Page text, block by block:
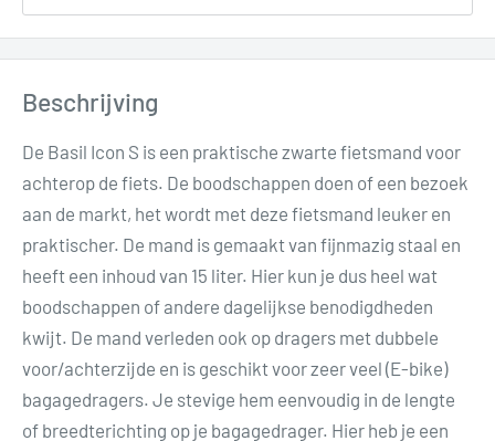
Beschrijving
De Basil Icon S is een praktische zwarte fietsmand voor
achterop de fiets. De boodschappen doen of een bezoek
aan de markt, het wordt met deze fietsmand leuker en
praktischer. De mand is gemaakt van fijnmazig staal en
heeft een inhoud van 15 liter. Hier kun je dus heel wat
boodschappen of andere dagelijkse benodigdheden
kwijt. De mand verleden ook op dragers met dubbele
voor/achterzijde en is geschikt voor zeer veel (E-bike)
bagagedragers. Je stevige hem eenvoudig in de lengte
of breedterichting op je bagagedrager. Hier heb je een